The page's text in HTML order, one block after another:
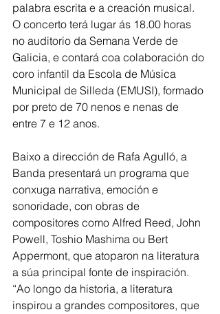
palabra escrita e a creación musical.
O concerto terá lugar ás 18.00 horas
no auditorio da Semana Verde de
Galicia, e contará coa colaboración do
coro infantil da Escola de Música
Municipal de Silleda (EMUSI), formado
por preto de 70 nenos e nenas de
entre 7 e 12 anos.
Baixo a dirección de Rafa Agulló, a
Banda presentará un programa que
conxuga narrativa, emoción e
sonoridade, con obras de
compositores como Alfred Reed, John
Powell, Toshio Mashima ou Bert
Appermont, que atoparon na literatura
a súa principal fonte de inspiración.
“Ao longo da historia, a literatura
inspirou a grandes compositores, que